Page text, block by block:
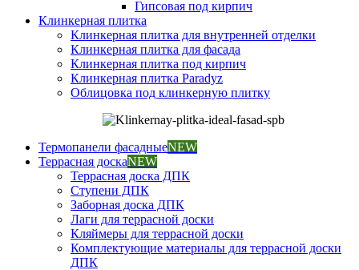
Гипсовая под кирпич
Клинкерная плитка
Клинкерная плитка для внутренней отделки
Клинкерная плитка для фасада
Клинкерная плитка под кирпич
Клинкерная плитка Paradyz
Облицовка под клинкерную плитку
Термопанели фасадныеNEW
Террасная доскаNEW
Террасная доска ДПК
Ступени ДПК
Заборная доска ДПК
Лаги для террасной доски
Кляймеры для террасной доски
Комплектующие материалы для террасной доски
ДПК